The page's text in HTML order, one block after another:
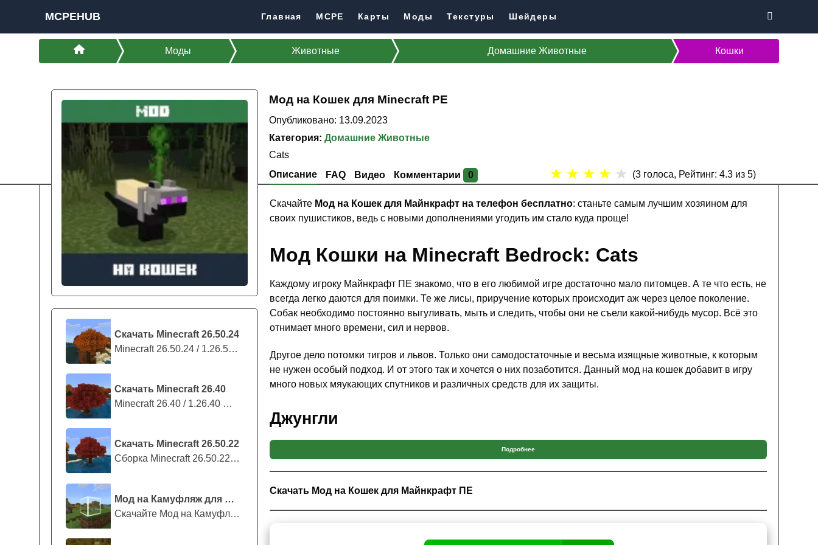
MCPEHUB Главная MCPE Карты Моды Текстуры Шейдеры
Моды Животные Домашние Животные Кошки
Мод на Кошек для Minecraft PE
Опубликовано: 13.09.2023
Категория:Домашние Животные
Cats
Описание
FAQ Видео Комментарии 0 ★ ★ ★ ★ ★ (3голоса, Рейтинг: 4.3из 5)
Скачать Minecraft 26.50.24
Minecraft 26.50.24 / 1.26.50.24 предс...
Скачать Minecraft 26.40
Minecraft 26.40 / 1.26.40 — стабильны...
Скачать Minecraft 26.50.22
Сборка Minecraft 26.50.22 / 1.26.50.2...
Мод на Камуфляж для Майнкрафт ПЕ
Скачайте Мод на Камуфляж на Майнкрафт...
Скачайте Мод на Кошек для Майнкрафт на телефон бесплатно: станьте самым лучшим хозяином для
своих пушистиков, ведь с новыми дополнениями угодить им стало куда проще!
Мод Кошки на Minecraft Bedrock: Cats
Каждому игроку Майнкрафт ПЕ знакомо, что в его любимой игре достаточно мало питомцев. А те что есть, не
всегда легко даются для поимки. Те же лисы, приручение которых происходит аж через целое поколение.
Собак необходимо постоянно выгуливать, мыть и следить, чтобы они не съели какой-нибудь мусор. Всё это
отнимает много времени, сил и нервов.
Другое дело потомки тигров и львов. Только они самодостаточные и весьма изящные животные, к которым
не нужен особый подход. И от этого так и хочется о них позаботится. Данный мод на кошек добавит в игру
много новых мяукающих спутников и различных средств для их защиты.
Джунгли
Для многих игроков Minecraft PE джунгли являются весьма бесполезным местом, где тяжело найти что-то
полезное. Кроме как заброшенных строений там ничего нет. Древесина в этой локации так жене блещет
красотой, отчего не все крафтеры желают получить её.
Подробнее
Скачать Мод на Кошек для Майнкрафт ПЕ